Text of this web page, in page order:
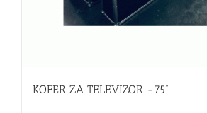
KOFER ZA TELEVIZOR -75“